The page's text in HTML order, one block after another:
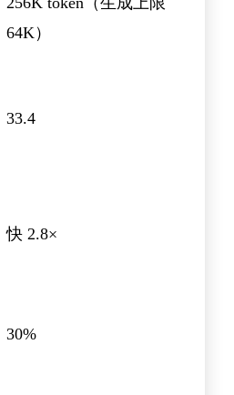
64K）
33.4
快 2.8×
30%